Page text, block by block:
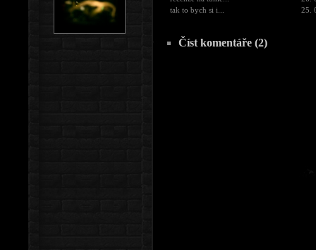
tak to bych si i...
25.
Číst komentáře (2)